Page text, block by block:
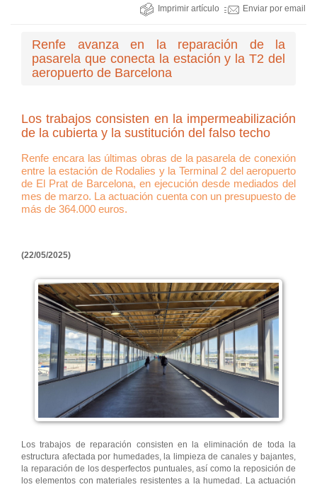
Imprimir artículo Enviar por email
Renfe avanza en la reparación de la
pasarela que conecta la estación y la T2 del
aeropuerto de Barcelona
Los trabajos consisten en la impermeabilización
de la cubierta y la sustitución del falso techo
Renfe encara las últimas obras de la pasarela de conexión
entre la estación de Rodalies y la Terminal 2 del aeropuerto
de El Prat de Barcelona, en ejecución desde mediados del
mes de marzo. La actuación cuenta con un presupuesto de
más de 364.000 euros.
(22/05/2025)
Los trabajos de reparación consisten en la eliminación de toda la
estructura afectada por humedades, la limpieza de canales y bajantes,
la reparación de los desperfectos puntuales, así como la reposición de
los elementos con materiales resistentes a la humedad. La actuación